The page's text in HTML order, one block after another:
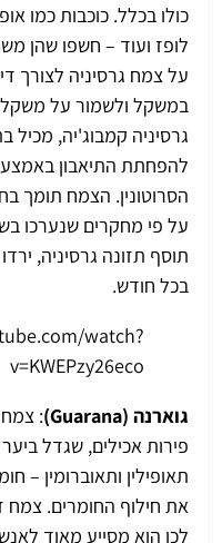
כולו בכלל. כוכבות כמו
לופז ועוד – חשפו שהן
על צמח גרסיניה לצורך
במשקל ולשמור על משקל
להפחתת התיאבון
הסרוטונין. הצמח תומך
על פי מחקרים שנערכו
בכל חודש.
watch?
v=KWEPzy26eco
גוארנה (Guarana)
:
פירות אכילים, שגדל
תאופילין ותאוברומין –
את חילוף החומרים. צמח
לכן הוא מסייע מאוד